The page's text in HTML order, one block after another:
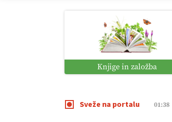
Knjige in založba
Sveže na portalu